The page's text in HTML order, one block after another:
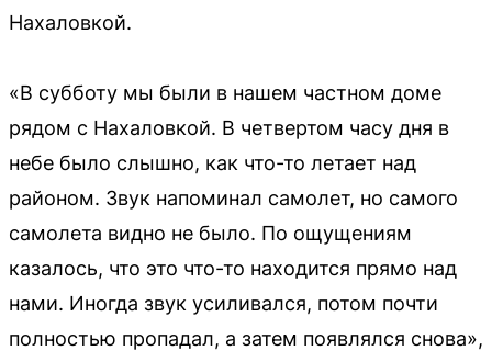
Нахаловкой.
«В субботу мы были в нашем частном доме
рядом с Нахаловкой. В четвертом часу дня в
небе было слышно, как что-то летает над
районом. Звук напоминал самолет, но самого
самолета видно не было. По ощущениям
казалось, что это что-то находится прямо над
нами. Иногда звук усиливался, потом почти
полностью пропадал, а затем появлялся снова»,